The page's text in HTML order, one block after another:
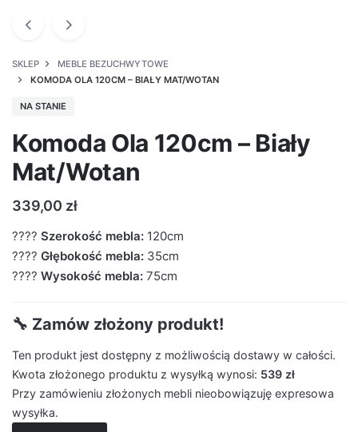
SKLEP
MEBLE BEZUCHWYTOWE
KOMODA OLA 120CM – BIAŁY MAT/WOTAN
NA STANIE
Komoda Ola 120cm – Biały
Mat/Wotan
339,00 zł
???? Szerokość mebla: 120cm
???? Głębokość mebla: 35cm
???? Wysokość mebla: 75cm
🔧 Zamów złożony produkt!
Ten produkt jest dostępny z możliwością dostawy w całości.
Kwota złożonego produktu z wysyłką wynosi: 539 zł
Przy zamówieniu złożonych mebli nieobowiązuję expresowa
wysyłka.